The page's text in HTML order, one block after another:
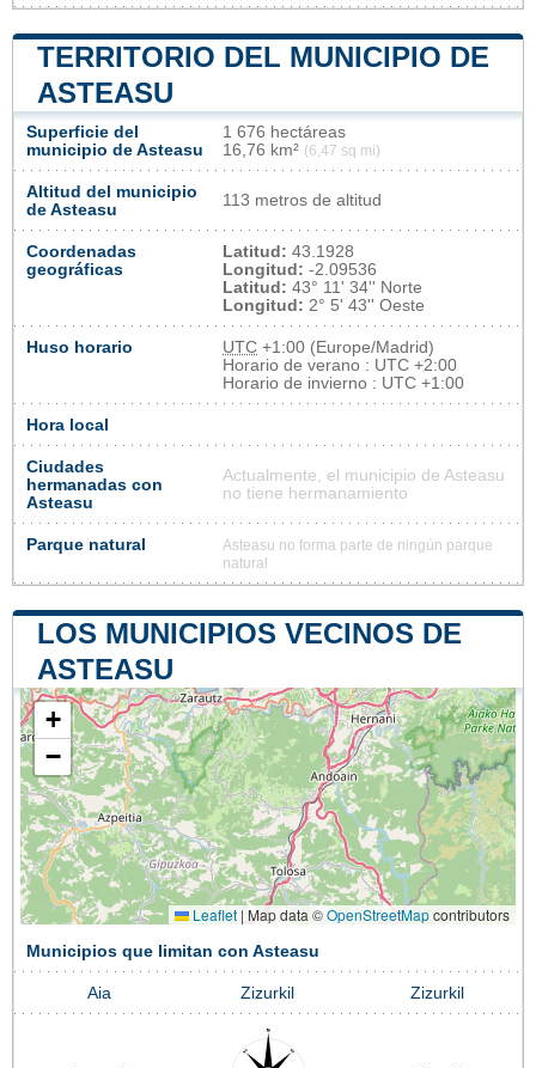
TERRITORIO DEL MUNICIPIO DE
ASTEASU
Superficie del
municipio de Asteasu
1 676 hectáreas
16,76 km² (6,47 sq mi)
Altitud del municipio
de Asteasu
113 metros de altitud
Coordenadas
geográficas
Latitud: 43.1928
Longitud: -2.09536
Latitud: 43° 11' 34'' Norte
Longitud: 2° 5' 43'' Oeste
Huso horario UTC +1:00 (Europe/Madrid)
Horario de verano : UTC +2:00
Horario de invierno : UTC +1:00
Hora local
Ciudades
hermanadas con
Asteasu
Actualmente, el municipio de Asteasu
no tiene hermanamiento
Parque natural
Asteasu no forma parte de ningún parque
natural
LOS MUNICIPIOS VECINOS DE
ASTEASU
+
−
Leaflet | Map data ©OpenStreetMapcontributors
Municipios que limitan con Asteasu
Aia Zizurkil Zizurkil